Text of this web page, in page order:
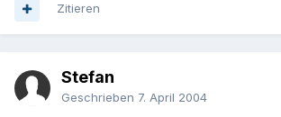
Zitieren
Stefan
Geschrieben 7. April 2004